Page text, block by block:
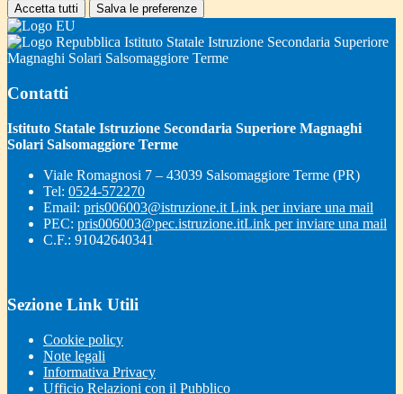
Accetta tutti Salva le preferenze
Istituto Statale Istruzione Secondaria Superiore
Magnaghi Solari Salsomaggiore Terme
Contatti
Istituto Statale Istruzione Secondaria Superiore Magnaghi
Solari Salsomaggiore Terme
Viale Romagnosi 7 – 43039 Salsomaggiore Terme (PR)
Tel: 0524-572270
Email: pris006003@istruzione.it Link per inviare una mail
PEC: pris006003@pec.istruzione.itLink per inviare una mail
C.F.: 91042640341
Sezione Link Utili
Cookie policy
Note legali
Informativa Privacy
Ufficio Relazioni con il Pubblico